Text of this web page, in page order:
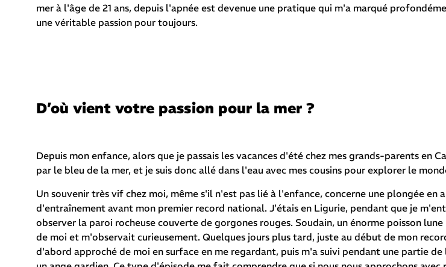
mer à l'âge de 21 ans, depuis l'apnée est devenue une pratique qui m'a marqué
une véritable passion pour toujours.
D’où vient votre passion pour la mer ?
Depuis mon enfance, alors que je passais les vacances d'été chez mes grands-parents en
par le bleu de la mer, et je suis donc allé dans l'eau avec mes cousins pour explorer le
Un souvenir très vif chez moi, même s'il n'est pas lié à l'enfance, concerne une plongée en
d'entraînement avant mon premier record national. J'étais en Ligurie, pendant que je
observer la paroi rocheuse couverte de gorgones rouges. Soudain, un énorme poisson
de moi et m'observait curieusement. Quelques jours plus tard, juste au début de mon
d'abord approché de moi en surface en me regardant, puis m'a suivi pendant une partie de